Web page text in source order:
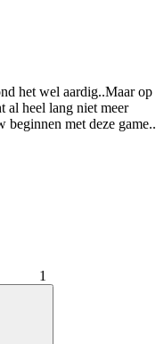
het wel aardig..Maar op
al heel lang niet meer
met deze game..
1